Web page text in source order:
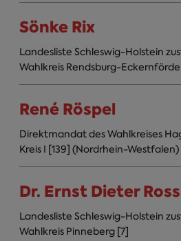
Sönke Rix
Landesliste Schleswig-Holstein
Wahlkreis Rendsburg-
René Röspel
Direktmandat des Wahlkreises
Kreis I [139] (Nordrhein-Westfalen)
Dr. Ernst Dieter
Landesliste Schleswig-Holstein
Wahlkreis Pinneberg [7]